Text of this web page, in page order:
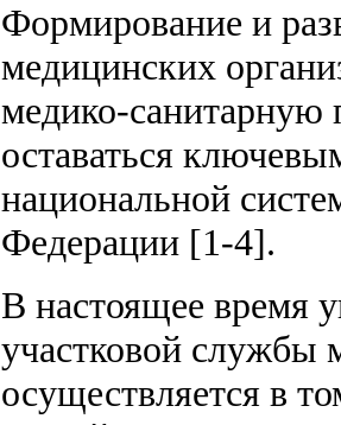
Формирование и
медицинских
медико-
оставаться
национальной
Федерации [1-4].
В настоящее время
участковой службы
осуществляется в